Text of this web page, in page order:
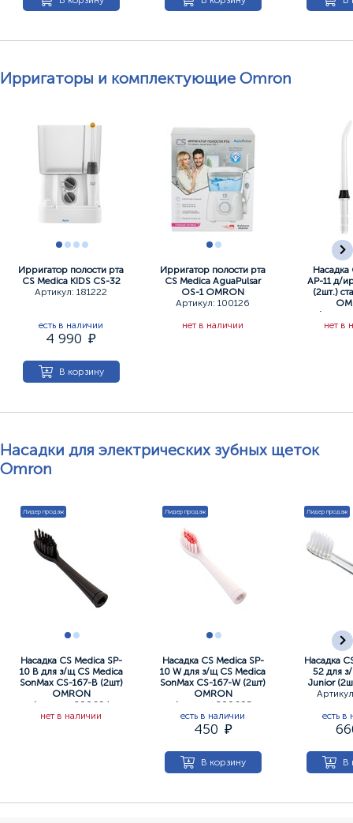
Ирригаторы и комплектующие Omron
Ирригатор полости рта
CS Medica KIDS CS-32
Артикул: 181222
есть в наличии
4 990
В корзину
Ирригатор полости рта
CS Medica AguaPulsar
OS-1 OMRON
Артикул: 100126
нет в наличии
Насадка
АР-11 д/
(2шт.)
нет в
Насадки для электрических зубных щеток
Omron
Лидер продаж
Насадка СS Medica SP-
10 В для з/щ СS Medica
SonMax СS-167-В (2шт)
OMRON
Артикул: 200694
нет в наличии
Лидер продаж
Насадка СS Medica SP-
10 W для з/щ СS Medica
SonMax СS-167-W (2шт)
OMRON
Артикул: 200695
есть в наличии
450
В корзину
Лидер продаж
Насадка
52 для
Junior
есть в
В